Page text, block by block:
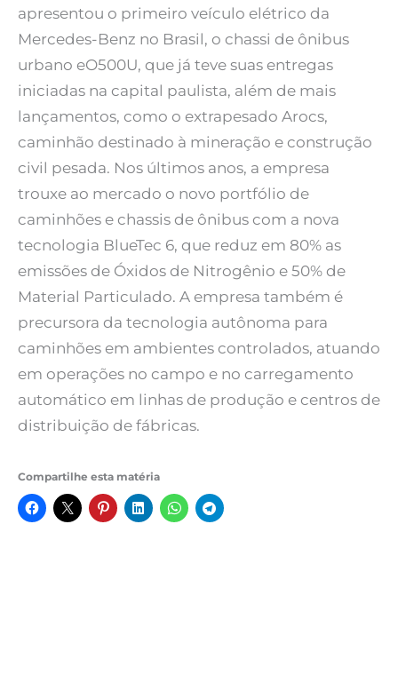
apresentou o primeiro veículo elétrico da
Mercedes-Benz no Brasil, o chassi de ônibus
urbano eO500U, que já teve suas entregas
iniciadas na capital paulista, além de mais
lançamentos, como o extrapesado Arocs,
caminhão destinado à mineração e construção
civil pesada. Nos últimos anos, a empresa
trouxe ao mercado o novo portfólio de
caminhões e chassis de ônibus com a nova
tecnologia BlueTec 6, que reduz em 80% as
emissões de Óxidos de Nitrogênio e 50% de
Material Particulado. A empresa também é
precursora da tecnologia autônoma para
caminhões em ambientes controlados, atuando
em operações no campo e no carregamento
automático em linhas de produção e centros de
distribuição de fábricas.
Compartilhe esta matéria